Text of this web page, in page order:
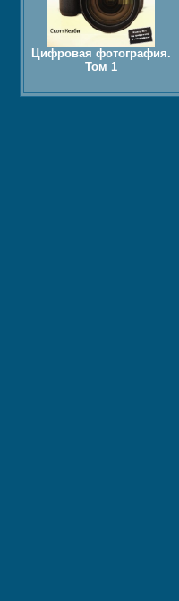
Цифровая фотография.
Том 1